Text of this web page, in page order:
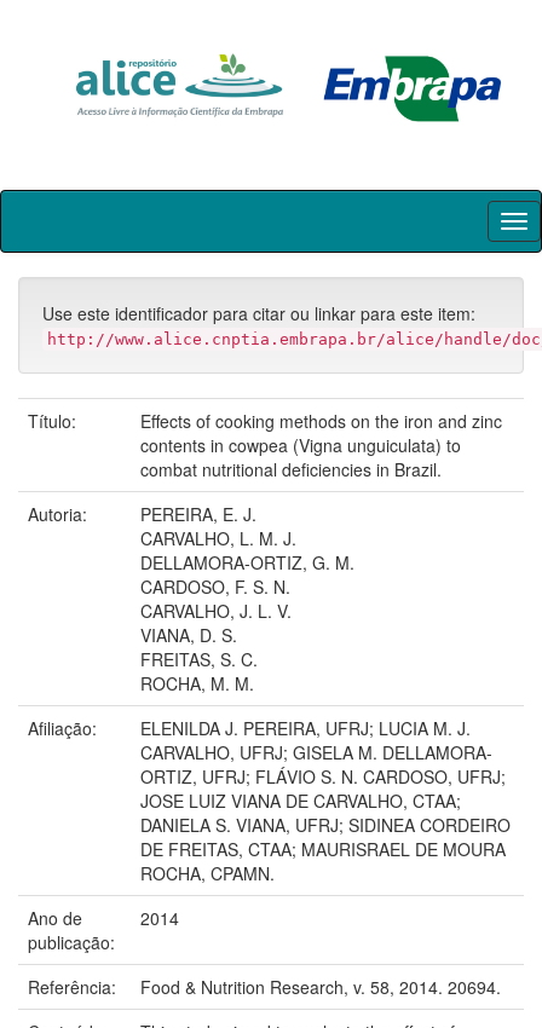
Skip
Use este identificador para citar ou linkar para este item:
http://www.alice.cnptia.embrapa.br/alice/handle/
Título:
Effects of cooking methods on the iron and zinc
contents in cowpea (Vigna unguiculata) to
combat nutritional deficiencies in Brazil.
Autoria:
PEREIRA, E. J.
CARVALHO, L. M. J.
DELLAMORA-ORTIZ, G. M.
CARDOSO, F. S. N.
CARVALHO, J. L. V.
VIANA, D. S.
FREITAS, S. C.
ROCHA, M. M.
Afiliação:
ELENILDA J. PEREIRA, UFRJ; LUCIA M. J.
CARVALHO, UFRJ; GISELA M. DELLAMORA-
ORTIZ, UFRJ; FLÁVIO S. N. CARDOSO, UFRJ;
JOSE LUIZ VIANA DE CARVALHO, CTAA;
DANIELA S. VIANA, UFRJ; SIDINEA CORDEIRO
DE FREITAS, CTAA; MAURISRAEL DE MOURA
ROCHA, CPAMN.
Ano de
publicação:
2014
Referência:
Food & Nutrition Research, v. 58, 2014. 20694.